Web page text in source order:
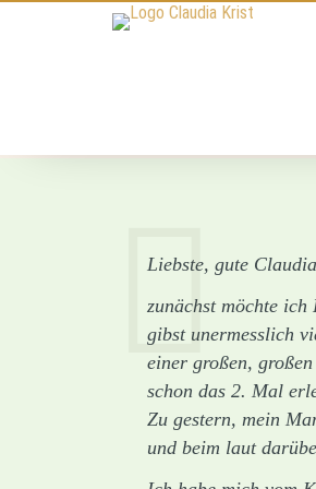
Liebste, gute
zunächst möchte
gibst unermesslich
einer großen,
schon das 2. Mal
Zu gestern, mein
und beim laut